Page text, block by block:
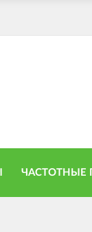
ЧАСТОТНЫЕ